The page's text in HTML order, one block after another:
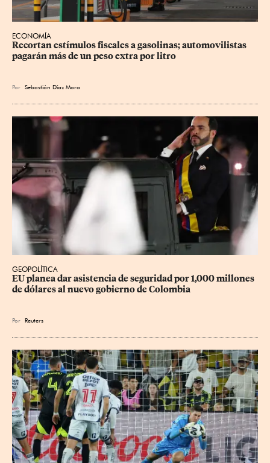
ECONOMÍA
Recortan estímulos fiscales a gasolinas; automovilistas
pagarán más de un peso extra por litro
Por Sebastián Díaz Mora
GEOPOLÍTICA
EU planea dar asistencia de seguridad por 1,000 millones
de dólares al nuevo gobierno de Colombia
Por Reuters